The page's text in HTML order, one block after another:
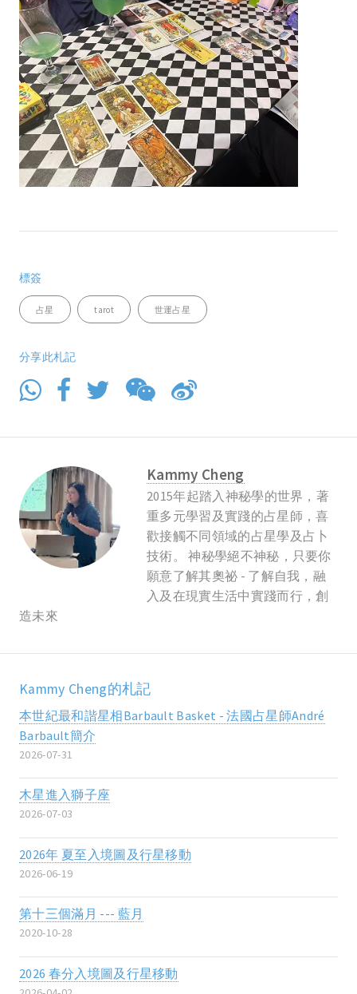
標簽
占星 tarot 世運占星
分享此札記
Kammy Cheng
2015年起踏入神秘學的世界，著
重多元學習及實踐的占星師，喜
歡接觸不同領域的占星學及占卜
技術。 神秘學絕不神秘，只要你
願意了解其奧祕 - 了解自我，融
入及在現實生活中實踐而行，創
造未來
Kammy Cheng的札記
本世紀最和諧星相Barbault Basket - 法國占星師André
Barbault簡介
2026-07-31
木星進入獅子座
2026-07-03
2026年 夏至入境圖及行星移動
2026-06-19
第十三個滿月 --- 藍月
2020-10-28
2026 春分入境圖及行星移動